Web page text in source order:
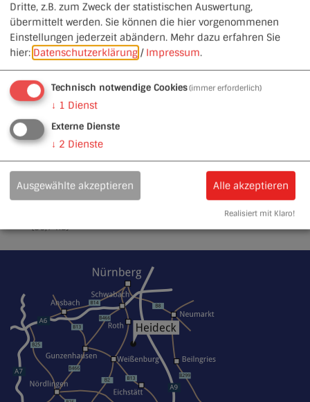
Beitrags- und Gebührensatzung Wasserentsorgung -
Zweckverband zur Wasserversorgung der Laibstadt-
Schloßberg-Gruppe(20,4 KB)
Entschädigungssatzung - Zweckverband zur
Wasserversorgung der Laibstadt-Schloßberg-Gruppe
Verbandssatzung - Zweckverband zur
(31,4 KB)
Wasserabgabesatzung - Zweckverband zur
Wasserversorgung der Laibstadt-Schloßberg-Gruppe
(35,7 KB)
Dritte, z.B. zum Zweck der statistischen Auswertung,
übermittelt werden. Sie können die hier vorgenommenen
Einstellungen jederzeit abändern. Mehr dazu erfahren Sie
hier: Datenschutzerklärung / Impressum.
Technisch notwendige Cookies(immer erforderlich)
↓ 1 Dienst
Externe Dienste
↓ 2 Dienste
Ausgewählte akzeptieren Alle akzeptieren
Realisiert mit Klaro!